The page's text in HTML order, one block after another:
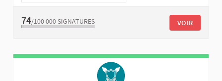
74/100 000 SIGNATURES VOIR